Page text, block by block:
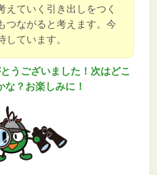
えていく引き出しをつく
つながると考えます。今
しています。
うございました！次はどこ
な？お楽しみに！